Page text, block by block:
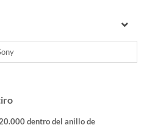
dentro del anillo de